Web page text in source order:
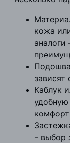
кожа
аналоги
зависят
Каблук
удобную
– выбор